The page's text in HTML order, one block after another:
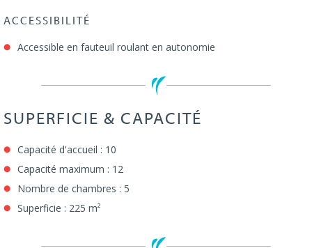
ACCESSIBILITÉ
Accessible en fauteuil roulant en autonomie
SUPERFICIE & CAPACITÉ
Capacité d'accueil : 10
Capacité maximum : 12
Nombre de chambres : 5
Superficie : 225 m²